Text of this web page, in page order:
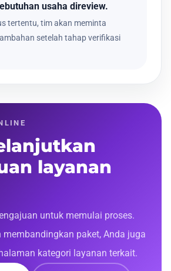
usaha direview.
tertentu, tim akan meminta
setelah tahap verifikasi
layanan
untuk memulai proses.
paket, Anda juga
kategori layanan terkait.